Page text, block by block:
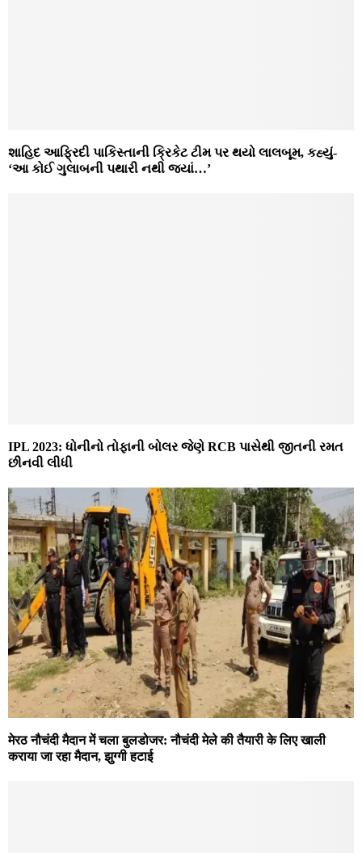
શાહિદ આફ્રિદી પાકિસ્તાની ક્રિકેટ ટીમ પર થયો લાલબૂમ, કહ્યું-
‘આ કોઈ ગુલાબની પથારી નથી જ્યાં…’
IPL 2023: ધોનીનો તોફાની બોલર જેણે RCB પાસેથી જીતની રમત
છીનવી લીધી
मेरठ नौचंदी मैदान में चला बुलडोजर: नौचंदी मेले की तैयारी के लिए खाली
कराया जा रहा मैदान, झुग्गी हटाई